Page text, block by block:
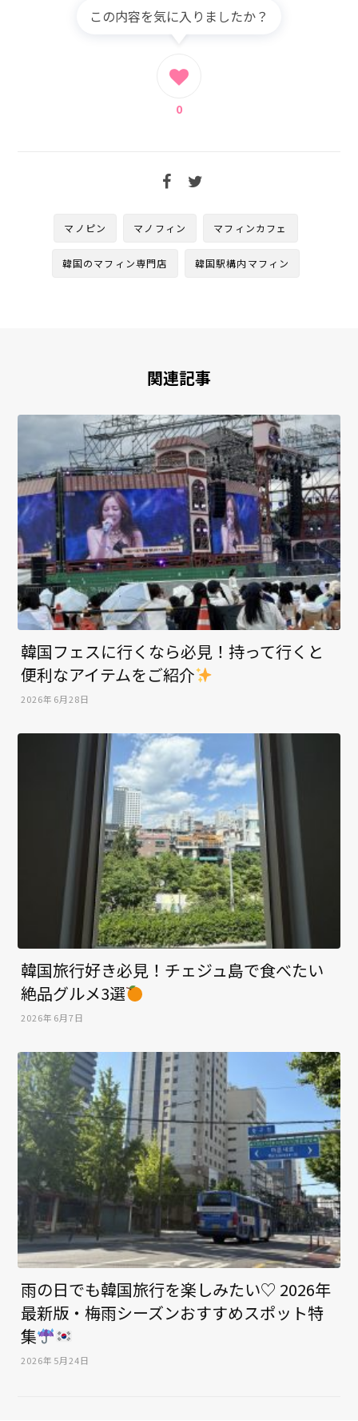
マノピン マノフィン マフィンカフェ
韓国のマフィン専門店 韓国駅構内マフィン
この内容を気に入りましたか？
0
関連記事
韓国フェスに行くなら必見！持って行くと
便利なアイテムをご紹介
2026年6月28日
韓国旅行好き必見！チェジュ島で食べたい
絶品グルメ3選
2026年6月7日
雨の日でも韓国旅行を楽しみたい♡ 2026年
最新版・梅雨シーズンおすすめスポット特
集
2026年5月24日